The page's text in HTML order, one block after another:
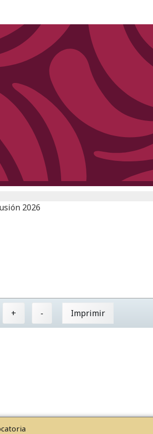
2026
+ - Imprimir